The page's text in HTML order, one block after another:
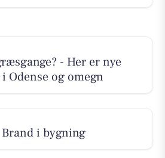
- Her er nye
Odense og omegn
i bygning